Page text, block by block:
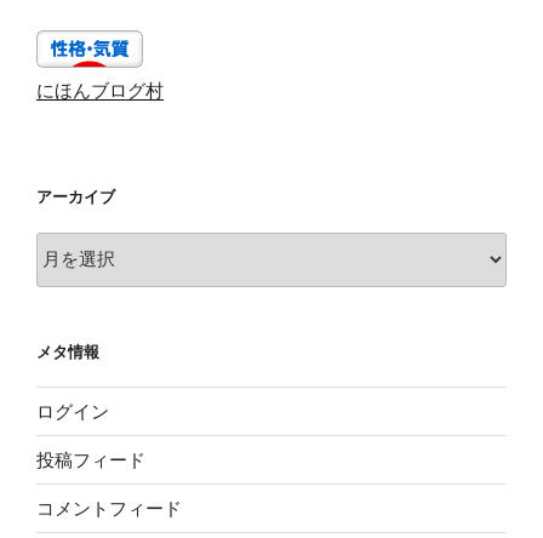
にほんブログ村
アーカイブ
ー
ブ
メタ情報
ログイン
投稿フィード
コメントフィード